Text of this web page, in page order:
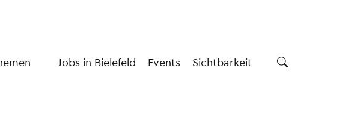
Jobs in Bielefeld Events Sichtbarkeit